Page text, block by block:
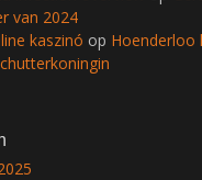
van 2024
kaszinó op Hoenderloo